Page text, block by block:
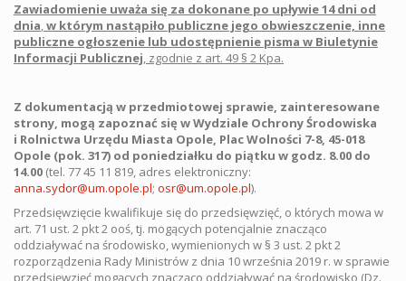
Zawiadomienie uważa się za dokonane po upływie 14 dni od
dnia,w którym nastąpiło publiczne jego obwieszczenie, inne
publiczne ogłoszenie lub udostępnienie pisma w Biuletynie
Informacji Publicznej, zgodnie z art. 49 § 2 Kpa.
Z dokumentacją w przedmiotowej sprawie, zainteresowane
strony, mogą zapoznać się wWydziale Ochrony Środowiska
i Rolnictwa Urzędu Miasta Opole, Plac Wolności 7-8, 45-018
Opole (pok. 317) od poniedziałku do piątku w godz. 8.00 do
14.00 (tel. 77 45 11 819, adres elektroniczny:
anna.sydor@um.opole.pl; osr@um.opole.pl).
Przedsięwzięcie kwalifikuje się do przedsięwzięć, o których mowa w
art. 71 ust. 2 pkt 2 ooś, tj. mogących potencjalnie znacząco
oddziaływać na środowisko, wymienionych w § 3 ust. 2 pkt 2
rozporządzenia Rady Ministrów z dnia 10 września 2019 r. w sprawie
przedsięwzięć mogących znacząco oddziaływać na środowisko (Dz.